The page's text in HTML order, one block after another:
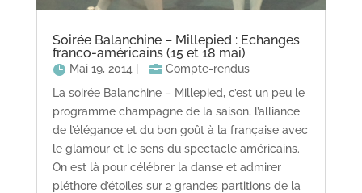
Soirée Balanchine – Millepied : Echanges
franco-américains (15 et 18 mai)
Mai 19, 2014
Compte-rendus
La soirée Balanchine – Millepied, c’est un peu le
programme champagne de la saison, l’alliance
de l’élégance et du bon goût à la française avec
le glamour et le sens du spectacle américains.
On est là pour célébrer la danse et admirer
pléthore d’étoiles sur 2 grandes partitions de la